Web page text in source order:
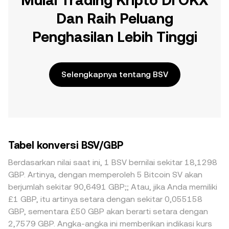
Dan Raih Peluang
Penghasilan Lebih Tinggi
Selengkapnya tentang BSV
Tabel konversi BSV/GBP
Berdasarkan nilai saat ini, 1 BSV bernilai sekitar 18,1298
GBP. Artinya, dengan memperoleh 5 Bitcoin SV akan
berjumlah sekitar 90,6491 GBP;; Atau, jika Anda memiliki
£1 GBP, itu artinya setara dengan sekitar 0,055158
GBP, sementara £50 GBP akan berarti setara dengan
2,7579 GBP. Angka-angka ini memberikan indikasi kurs